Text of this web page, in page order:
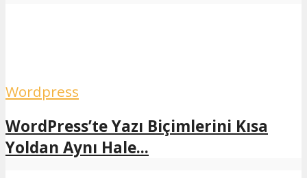
Wordpress
WordPress’te Yazı Biçimlerini Kısa
Yoldan Aynı Hale...